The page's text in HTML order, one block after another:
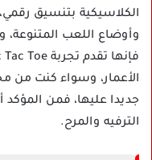
الكلاسيكية بتنسيق
وأوضاع اللعب المتنوعة،
الأعمار، وسواء كنت من
جديدا عليها، فمن
الترفيه والمرح.